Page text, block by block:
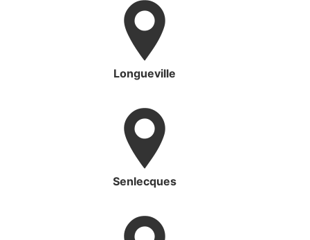
Longueville
Senlecques